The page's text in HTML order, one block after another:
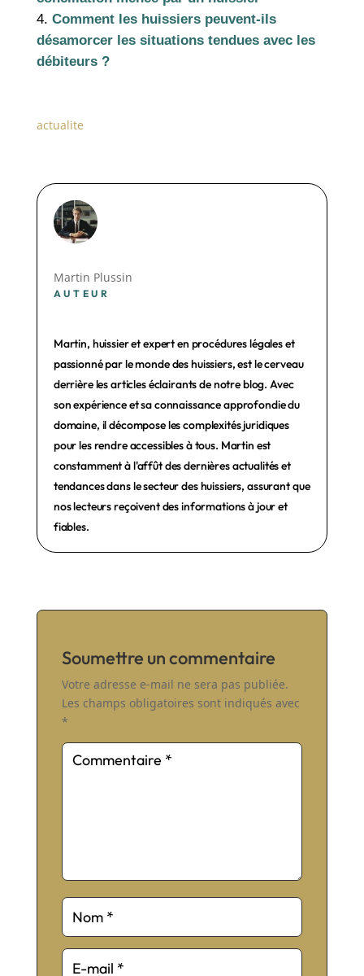
Comment les huissiers peuvent-ils
désamorcer les situations tendues avec les
débiteurs ?
actualite
Martin Plussin
AUTEUR
Martin, huissier et expert en procédures légales et
passionné par le monde des huissiers, est le cerveau
derrière les articles éclairants de notre blog. Avec
son expérience et sa connaissance approfondie du
domaine, il décompose les complexités juridiques
pour les rendre accessibles à tous. Martin est
constamment à l'affût des dernières actualités et
tendances dans le secteur des huissiers, assurant que
nos lecteurs reçoivent des informations à jour et
fiables.
Soumettre un commentaire
Votre adresse e-mail ne sera pas publiée.
Les champs obligatoires sont indiqués avec
*